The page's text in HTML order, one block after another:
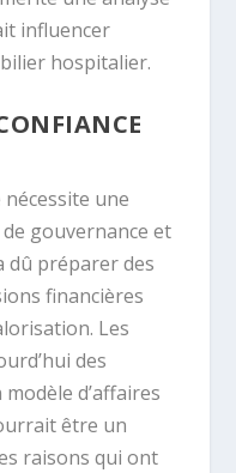
influencer
hospitalier.
une
gouvernance et
dû préparer des
financières
Les
des
d’affaires
être un
raisons qui ont